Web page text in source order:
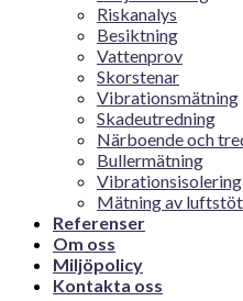
Riskanalys
Besiktning
Vattenprov
Skorstenar
Vibrationsmätning
Skadeutredning
Närboende och
Bullermätning
Vibrationsisolering
Mätning av
Referenser
Om oss
Miljöpolicy
Kontakta oss